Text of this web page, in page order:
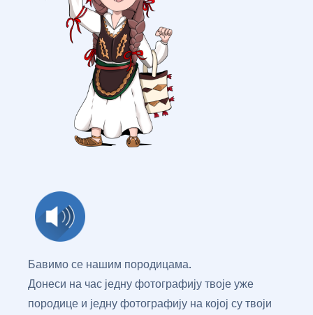
Бавимо се нашим породицама.
Донеси на час једну фотографију твоје уже
породице и једну фотографију на којој су твоји